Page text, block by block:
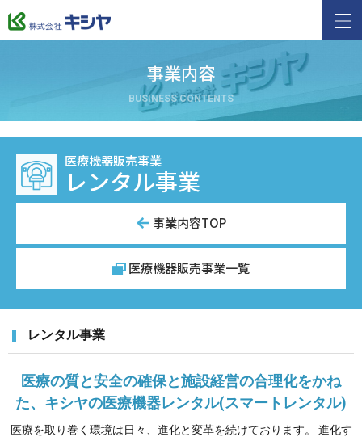
事業内容
BUSINESS CONTENTS
医療機器販売事業
レンタル事業
事業内容TOP
医療機器販売事業一覧
レンタル事業
医療の質と安全の確保と施設経営の合理化をかね
た、キシヤの医療機器レンタル(スマートレンタル)
医療を取り巻く環境は日々、進化と変革を続けております。 進化す